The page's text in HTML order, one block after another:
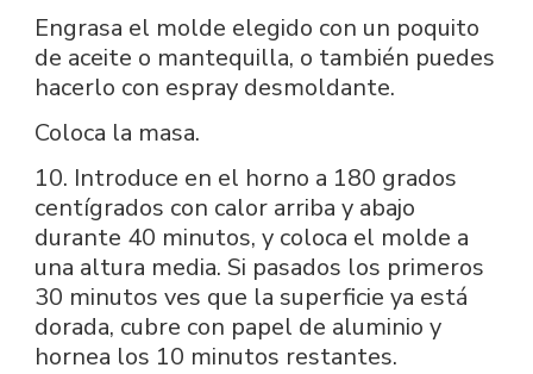
Engrasa el molde elegido con un poquito
de aceite o mantequilla, o también puedes
hacerlo con espray desmoldante.
Coloca la masa.
10. Introduce en el horno a 180 grados
centígrados con calor arriba y abajo
durante 40 minutos, y coloca el molde a
una altura media. Si pasados los primeros
30 minutos ves que la superficie ya está
dorada, cubre con papel de aluminio y
hornea los 10 minutos restantes.